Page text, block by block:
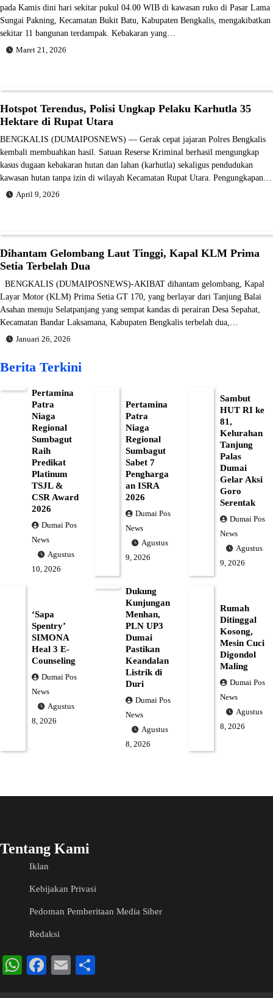
pada Kamis dini hari sekitar pukul 04.00 WIB di kawasan ruko di Pasar Lama
Sungai Pakning, Kecamatan Bukit Batu, Kabupaten Bengkalis, mengakibatkan
sekitar 11 bangunan terdampak. Kebakaran yang…
Maret 21, 2026
Hotspot Terendus, Polisi Ungkap Pelaku Karhutla 35
Hektare di Rupat Utara
BENGKALIS (DUMAIPOSNEWS) — Gerak cepat jajaran Polres Bengkalis
kembali membuahkan hasil. Satuan Reserse Kriminal berhasil mengungkap
kasus dugaan kebakaran hutan dan lahan (karhutla) sekaligus pendudukan
kawasan hutan tanpa izin di wilayah Kecamatan Rupat Utara. Pengungkapan…
April 9, 2026
Dihantam Gelombang Laut Tinggi, Kapal KLM Prima
Setia Terbelah Dua
BENGKALIS (DUMAIPOSNEWS)-AKIBAT dihantam gelombang, Kapal
Layar Motor (KLM) Prima Setia GT 170, yang berlayar dari Tanjung Balai
Asahan menuju Selatpanjang yang sempat kandas di perairan Desa Sepahat,
Kecamatan Bandar Laksamana, Kabupaten Bengkalis terbelah dua,…
Januari 26, 2026
Berita Terkini
Pertamina
Patra
Niaga
Regional
Sumbagut
Raih
Predikat
Platinum
TSJL &
CSR Award
2026
Dumai Pos
News
Agustus
10, 2026
Pertamina
Patra
Niaga
Regional
Sumbagut
Sabet 7
Pengharga
an ISRA
2026
Dumai Pos
News
Agustus
9, 2026
Sambut
HUT RI ke
81,
Kelurahan
Tanjung
Palas
Dumai
Gelar Aksi
Goro
Serentak
Dumai Pos
News
Agustus
9, 2026
‘Sapa
Spentry’
SIMONA
Heal 3 E-
Counseling
Dumai Pos
News
Agustus
8, 2026
Dukung
Kunjungan
Menhan,
PLN UP3
Dumai
Pastikan
Keandalan
Listrik di
Duri
Dumai Pos
News
Agustus
8, 2026
Rumah
Ditinggal
Kosong,
Mesin Cuci
Digondol
Maling
Dumai Pos
News
Agustus
8, 2026
Tentang Kami
Iklan
Kebijakan Privasi
Pedoman Pemberitaan Media Siber
Redaksi
WhatsApp
Facebook
Email